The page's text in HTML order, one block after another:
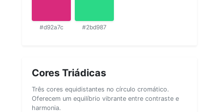
#d92a7c #2bd987
Cores Triádicas
Três cores equidistantes no círculo cromático.
Oferecem um equilíbrio vibrante entre contraste e
harmonia.